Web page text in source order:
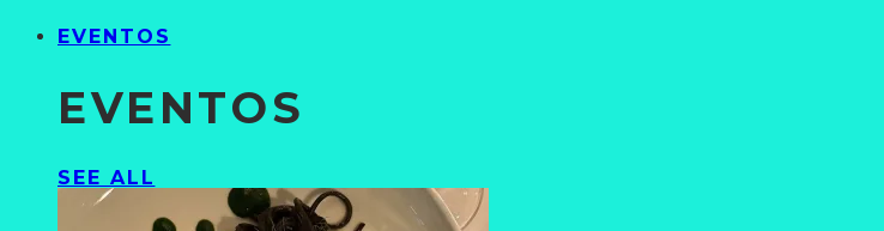
EVENTOS
EVENTOS
SEE ALL